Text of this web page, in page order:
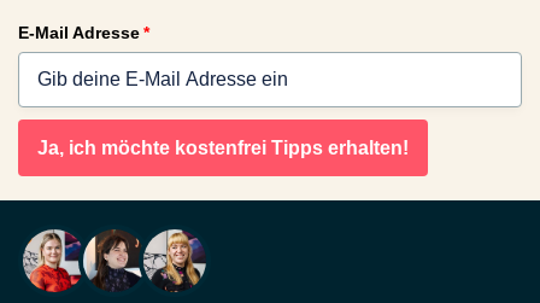
E-Mail Adresse*
Ja, ich möchte kostenfrei Tipps erhalten!